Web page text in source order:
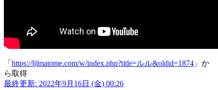
「 https://ljlmatome.com/w/index.php?title=ルル&oldid=1874 」か
ら取得
最終更新: 2022年9月16日 (金) 00:26